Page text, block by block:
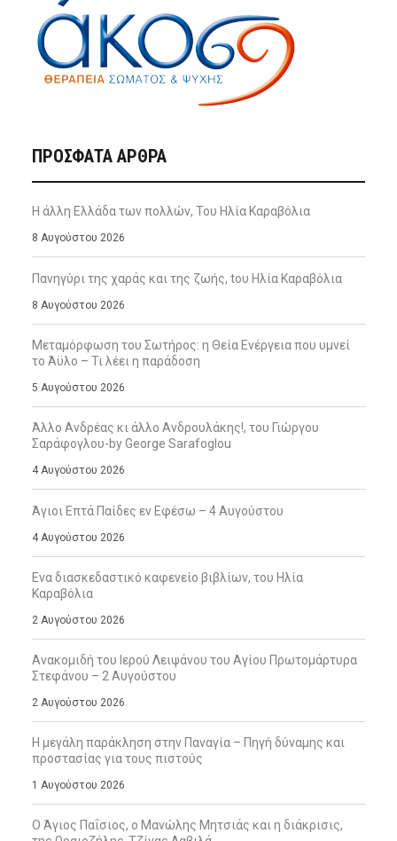
ΠΡΌΣΦΑΤΑ ΆΡΘΡΑ
Η άλλη Ελλάδα των πολλών, Του Ηλία Καραβόλια
8 Αυγούστου 2026
Πανηγύρι της χαράς και της ζωής, tου Ηλία Καραβόλια
8 Αυγούστου 2026
Μεταμόρφωση του Σωτήρος: η Θεία Ενέργεια που υμνεί
το Άϋλο – Τι λέει η παράδοση
5 Αυγούστου 2026
Άλλο Ανδρέας κι άλλο Ανδρουλάκης!, του Γιώργου
Σαράφογλου-by George Sarafoglou
4 Αυγούστου 2026
Άγιοι Επτά Παίδες εν Εφέσω – 4 Αυγούστου
4 Αυγούστου 2026
Ενα διασκεδαστικό καφενείο βιβλίων, του Ηλία
Καραβόλια
2 Αυγούστου 2026
Ανακομιδή του Ιερού Λειψάνου του Αγίου Πρωτομάρτυρα
Στεφάνου – 2 Αυγούστου
2 Αυγούστου 2026
Η μεγάλη παράκληση στην Παναγία – Πηγή δύναμης και
προστασίας για τους πιστούς
1 Αυγούστου 2026
Ο Άγιος Παΐσιος, ο Μανώλης Μητσιάς και η διάκρισις,